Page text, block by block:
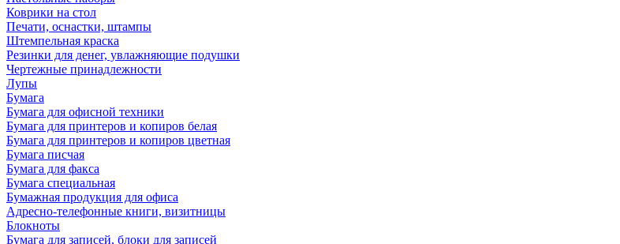
Коврики на стол
Печати, оснастки, штампы
Штемпельная краска
Резинки для денег, увлажняющие подушки
Чертежные принадлежности
Лупы
Бумага
Бумага для офисной техники
Бумага для принтеров и копиров белая
Бумага для принтеров и копиров цветная
Бумага писчая
Бумага для факса
Бумага специальная
Бумажная продукция для офиса
Адресно-телефонные книги, визитницы
Блокноты
Бумага для записей, блоки для записей